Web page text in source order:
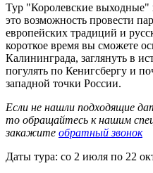
Тур "Королевские
это возможность провести
европейских традиций и
короткое время вы сможете
Калининграда, заглянуть в
погулять по Кенигсбергу и
западной точки России.
Если не нашли подходящие
то обращайтесь к нашим
закажите обратный звонок
Даты тура: со 2 июля по 22